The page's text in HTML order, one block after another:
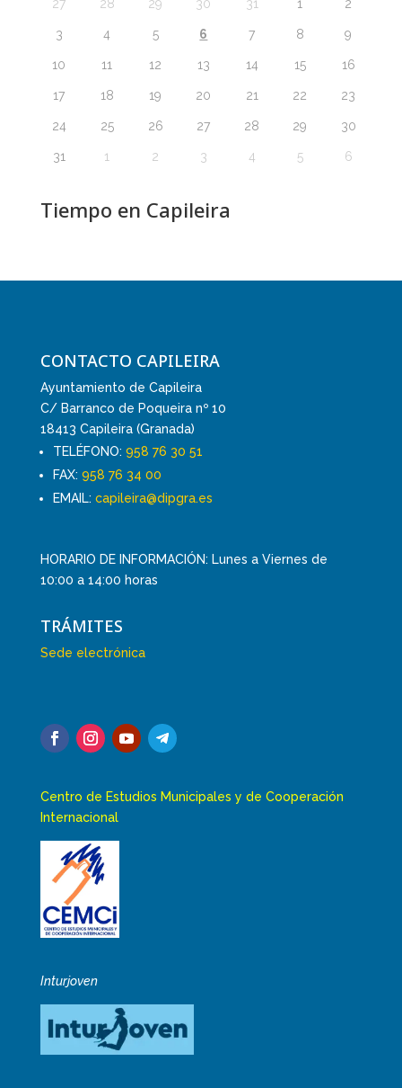
27 28 29 30 31 1 2
3 4 5 6 7 8 9
10 11 12 13 14 15 16
17 18 19 20 21 22 23
24 25 26 27 28 29 30
31 1 2 3 4 5 6
Tiempo en Capileira
CONTACTO CAPILEIRA
Ayuntamiento de Capileira
C/ Barranco de Poqueira nº 10
18413 Capileira (Granada)
TELÉFONO: 958 76 30 51
FAX: 958 76 34 00
EMAIL: capileira@dipgra.es
HORARIO DE INFORMACIÓN: Lunes a Viernes de
10:00 a 14:00 horas
TRÁMITES
Sede electrónica
Centro de Estudios Municipales y de Cooperación
Internacional
Inturjoven